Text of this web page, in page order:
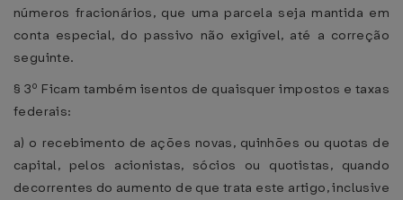
números fracionários, que uma parcela seja mantida em
conta especial, do passivo não exigível, até a correção
seguinte.
§ 3º Ficam também isentos de quaisquer impostos e taxas
federais:
a) o recebimento de ações novas, quinhões ou quotas de
capital, pelos acionistas, sócios ou quotistas, quando
decorrentes do aumento de que trata este artigo, inclusive